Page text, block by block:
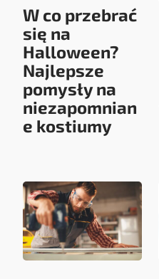
W co przebrać
się na
Halloween?
Najlepsze
pomysły na
niezapomnian
e kostiumy